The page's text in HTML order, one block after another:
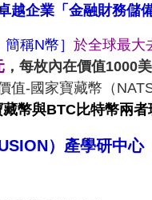
越企業「金融財務儲
簡稱N幣］ 於全球最大
，每枚內在價值1000
值-國家寶藏幣（
幣與BTC比特幣兩
）產學研中心